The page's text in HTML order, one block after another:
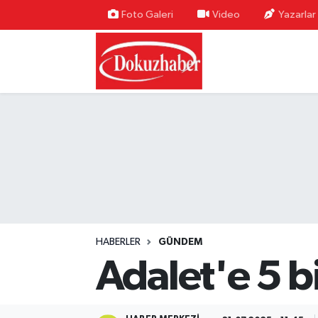
Foto Galeri Video Yazarlar
HABERLER GÜNDEM
Adalet'e 5
Hava Durumu
Trafik Durumu